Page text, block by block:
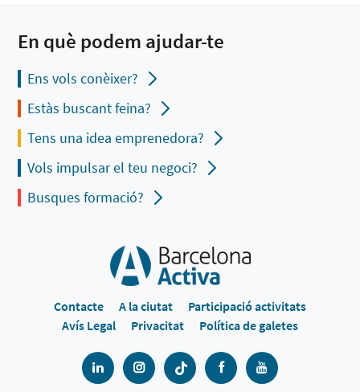
En què podem ajudar-te
Ens vols conèixer?
Estàs buscant feina?
Tens una idea emprenedora?
Vols impulsar el teu negoci?
Busques formació?
Contacte A la ciutat
Participació activitats
Avís Legal
Privacitat Política de galetes